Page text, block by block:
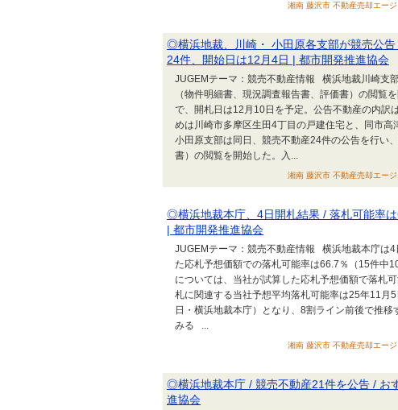
湘南 藤沢市 不動産売却エー
◎横浜地裁、川崎・ 小田原各支部が競売公
24件、開始日は12月4日 | 都市開発推進協会
JUGEMテーマ：競売不動産情報 横浜地裁川崎支
（物件明細書、現況調査報告書、評価書）の閲覧
で、開札日は12月10日を予定。公告不動産の内訳
めは川崎市多摩区生田4丁目の戸建住宅と、同市
小田原支部は同日、競売不動産24件の公告を行い
書）の閲覧を開始した。入...
湘南 藤沢市 不動産売却エー
◎横浜地裁本庁、4日開札結果 / 落札可能率
| 都市開発推進協会
JUGEMテーマ：競売不動産情報 横浜地裁本庁は
た応札予想価額での落札可能率は66.7％（15件中
については、当社が試算した応札予想価額で落札
札に関連する当社予想平均落札可能率は25年11月
日・横浜地裁本庁）となり、8割ライン前後で推
みる ...
湘南 藤沢市 不動産売却エー
◎横浜地裁本庁 / 競売不動産21件を公告 / お
進協会